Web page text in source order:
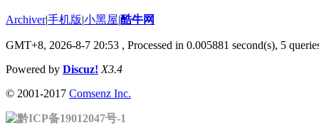
Archiver|手机版|小黑屋|酷牛网
GMT+8, 2026-8-7 20:53 , Processed in 0.005881 second(s), 5
Powered by Discuz! X3.4
© 2001-2017 Comsenz Inc.
黔ICP备19012047号-1